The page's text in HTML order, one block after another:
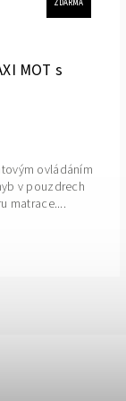
ZDARMA
MOT s
ovládáním
v pouzdrech
matrace....